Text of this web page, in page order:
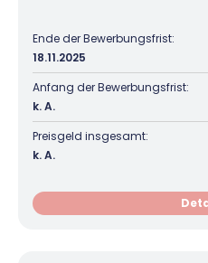
Ende der Bewerbungsfrist:
18.11.2025
Anfang der Bewerbungsfrist:
k. A.
Preisgeld insgesamt:
k. A.